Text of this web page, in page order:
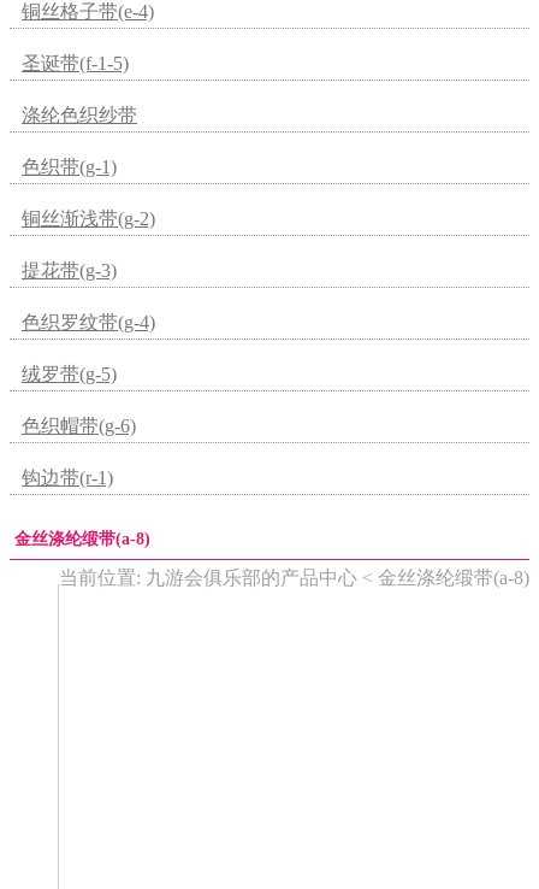
铜丝格子带(e-4)
圣诞带(f-1-5)
涤纶色织纱带
色织带(g-1)
铜丝渐浅带(g-2)
提花带(g-3)
色织罗纹带(g-4)
绒罗带(g-5)
色织帽带(g-6)
钩边带(r-1)
金丝涤纶缎带(a-8)
当前位置: 九游会俱乐部的产品中心 < 金丝涤纶缎带(a-8)